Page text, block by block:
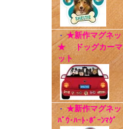
・★新作マグネッ
★ ドッグカーマ
ット
・ ★新作マグネ
ﾊﾟｳ･ﾊｰﾄ･ﾎﾞｰﾝﾏｸﾞ